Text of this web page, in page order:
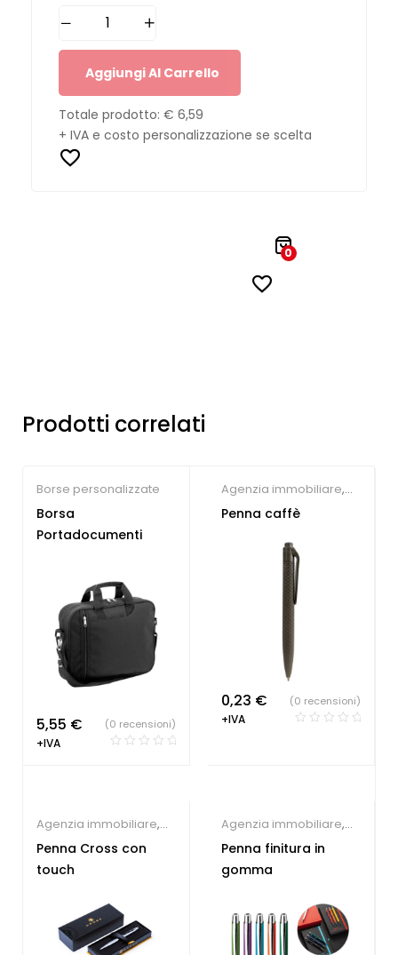
Aggiungi Al Carrello
Totale prodotto: € 6,59
+ IVA e costo personalizzazione se scelta
0
Prodotti correlati
Borse personalizzate
Borsa
Portadocumenti
5,55 €
+IVA
(0 recensioni)
Agenzia immobiliare,
Farmacie,Hotel
Matite ecologiche
Studio dentistico
Penna caffè
0,23 €
+IVA
(0 recensioni)
Agenzia immobiliare,
Farmacie,Gadget per
congressi
Studio
dentistico,Penne
Personalizzate
Penna Cross con
touch
Agenzia immobiliare,
Concessionari auto e
Hotel
Società Sportive,Studio
dentistico,Penne
Personalizzate
Penna finitura in
gomma